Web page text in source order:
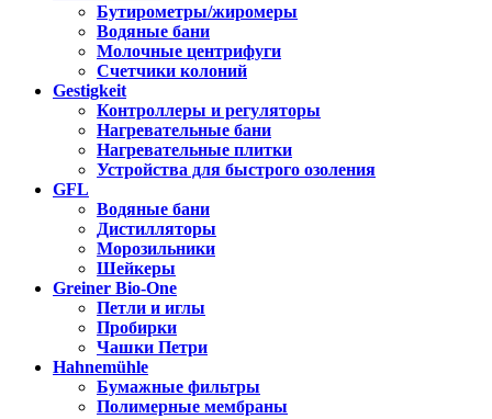
Бутирометры/жиромеры
Водяные бани
Молочные центрифуги
Счетчики колоний
Gestigkeit
Контроллеры и регуляторы
Нагревательные бани
Нагревательные плитки
Устройства для быстрого озоления
GFL
Водяные бани
Дистилляторы
Морозильники
Шейкеры
Greiner Bio-One
Петли и иглы
Пробирки
Чашки Петри
Hahnemühle
Бумажные фильтры
Полимерные мембраны